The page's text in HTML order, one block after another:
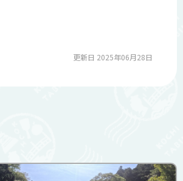
更新日 2025年06月28日